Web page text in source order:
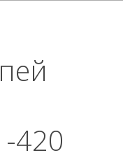
420